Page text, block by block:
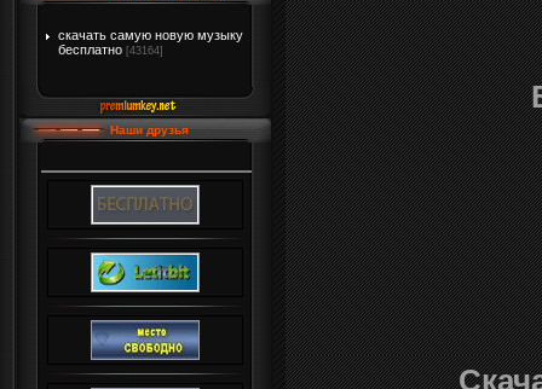
скачать самую новую музыку
бесплатно [43164]
Наши друзья